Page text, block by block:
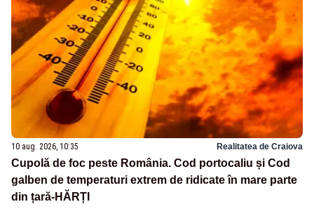
10 aug. 2026, 10:35 Realitatea de Craiova
Cupolă de foc peste România. Cod portocaliu și Cod
galben de temperaturi extrem de ridicate în mare parte
din țară-HĂRȚI